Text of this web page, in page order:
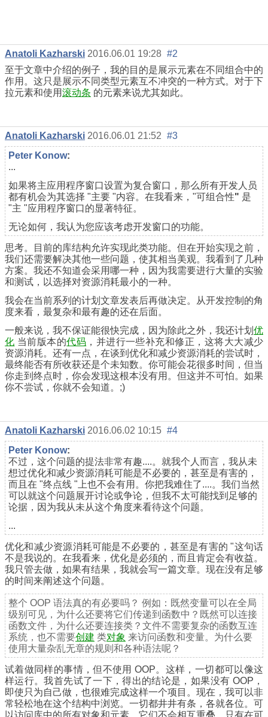
Anatoli Kazharski 2016.06.01 19:28 #2
至于文章中介绍的例子，我的目的是展示元素在不同组合中的
作用。这只是展示不同类型元素互不冲突的一种方式。对于下
拉元素和使用滚动条 的元素来说尤其如此。
Anatoli Kazharski 2016.06.01 21:52 #3
Реter Konow:
...
如果将主应用程序窗口设置为复合窗口，那么所有开发人员
都有机会为其选择 "主要 "内容。在我看来，"可组合性" 是
"主 "应用程序窗口的显著特征。
无论如何，我认为您应该考虑开发窗口的功能。
思考。目前的库结构允许实现此类功能。但在开始实现之前，
我们还需要解决其他一些问题，使其相当美观。我看到了几种
方案。我还不知道会采用哪一种，因为我需要进行大量的实验
和测试，以选择对资源消耗最小的一种。
我会在当前系列的计划文章发表后再做决定。从开发控制的角
度来看，最复杂和最有趣的还在后面。
一般来说，我不保证能很快完成，因为除此之外，我还计划 优
化 当前版本的代码 ，并进行一些补充和修正，这将大大减少
资源消耗。还有一点，在谈到优化和减少资源消耗的尝试时，
最终能否有所收获还是个未知数。你可能会花很多时间，但当
你走到终点时，你会发现这根本没有用。但这并不可怕。如果
你不尝试，你就不会知道。;)
Anatoli Kazharski 2016.06.02 10:15 #4
Реter Konow:
不过，这个问题的提法非常有趣....。就我个人而言，我从未
想过优化和减少资源消耗可能是不必要的，甚至是有害的，
而且在 "终点线 "上也不会有用。你把我难住了....。我们当然
可以就这个问题展开讨论或争论，但我不太可能找到足够的
论据，因为我从未从这个角度来看待这个问题。
...
优化和减少资源消耗可能是不必要的，甚至是有害的 "这句话
不是我说的。在我看来，优化是必须的，而且肯定会有收益。
我只管去做，如果有结果，我就会写一篇文章。现在没有足够
的时间来阐述这个问题。
整个 OOP 语法真的有必要吗？ 例如：既然变量可以在全局
级别可见，为什么还要将它们传递到函数中？既然可以连接
函数文件，为什么还要连接类？文件不需要复杂的函数互连
系统，也不需要创建 类对象 来访问函数和变量。为什么要
使用大量杂乱无章的规则和各种语法呢？
试着做同样的事情，但不使用 OOP。这样，一切都可以像这
样运行。我首先试了一下，得出的结论是，如果没有 OOP，
即使只为自己做，也很难完成这样一个项目。现在，我可以非
常轻松地在这个结构中浏览。一切都井井有条，各就各位。可
以访问库中的所有对象和元素。它们不会相互重叠，只有在可